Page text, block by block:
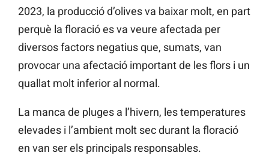
2023, la producció d’olives va baixar molt, en part
perquè la floració es va veure afectada per
diversos factors negatius que, sumats, van
provocar una afectació important de les flors i un
quallat molt inferior al normal.
La manca de pluges a l’hivern, les temperatures
elevades i l’ambient molt sec durant la floració
en van ser els principals responsables.